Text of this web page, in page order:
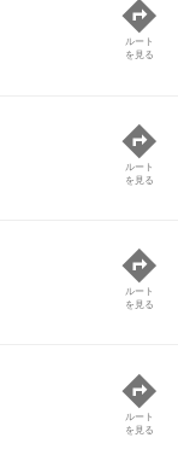
ルート
を見る
ルート
を見る
ルート
を見る
ルート
を見る